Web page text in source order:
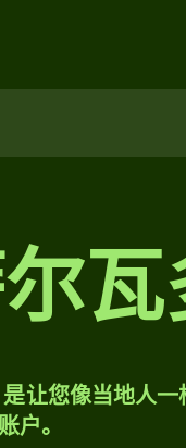
瓦
让您像当地人
户。